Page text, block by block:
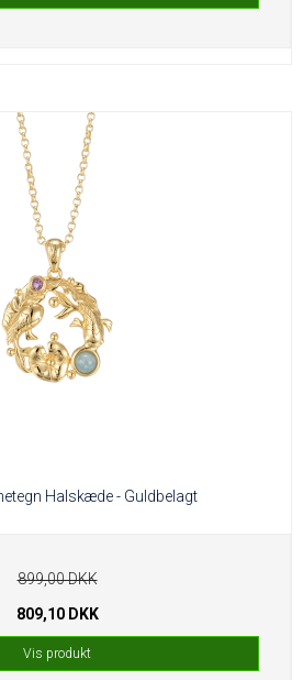
Halskæde - Guldbelagt
899,00 DKK
809,10 DKK
Vis produkt